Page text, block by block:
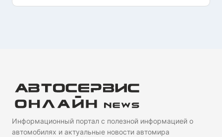
Информационный портал с полезной информацией о
автомобилях и актуальные новости автомира